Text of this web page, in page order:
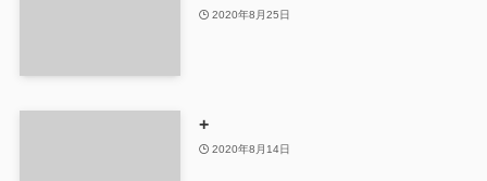
2020年8月25日
+
2020年8月14日